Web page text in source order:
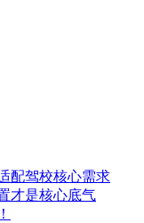
配驾校核心需求
才是核心底气